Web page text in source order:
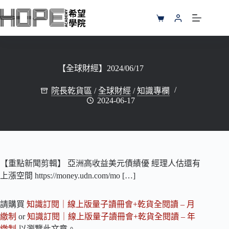
至
購
物
【全球財經】2024/06/17
院長乾貨區 /全球財經 /知識專欄
2024-06-17
【重點新聞剪輯】 亞洲高收益美元債績優 經理人估還有
上漲空間 https://money.udn.com/mo […]
請購買 知識訂閱｜線上版量子讀冊會+乾貨全閱讀 – 月
繳制 or知識訂閱｜線上版量子讀冊會+乾貨全閱讀 – 年